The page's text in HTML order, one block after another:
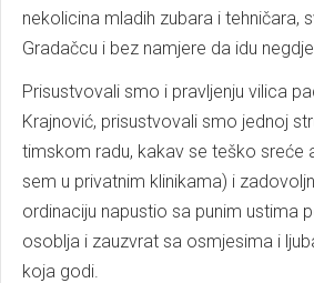
nekolicina mladih zubara i tehničara,
Gradačcu i bez namjere da idu
Prisustvovali smo i pravljenju vilica
Krajnović, prisustvovali smo jednoj
timskom radu, kakav se teško sreće
sem u privatnim klinikama) i
ordinaciju napustio sa punim ustima
osoblja i zauzvrat sa osmjesima i
koja godi.